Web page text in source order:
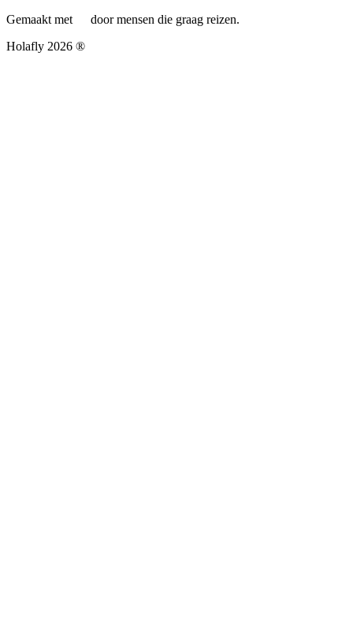
Gemaakt met
door mensen die graag reizen.
Holafly 2026 ®